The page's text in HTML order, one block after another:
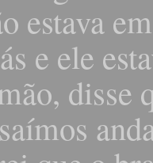
estava
e ele
disse